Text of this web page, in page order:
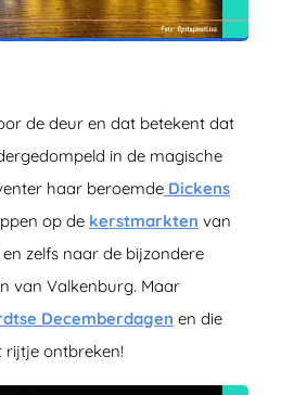
de deur en dat betekent dat
in de magische
haar beroemde Dickens
op de kerstmarkten van
zelfs naar de bijzondere
van Valkenburg. Maar
Decemberdagen en die
rijtje ontbreken!